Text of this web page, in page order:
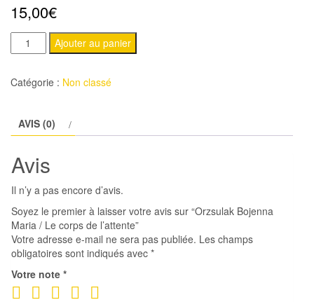
15,00€
quantité
de
Orzsulak
Bojenna
corps
l'attente
Ajouter au panier
Catégorie : Non classé
AVIS (0)
Avis
Il n’y a pas encore d’avis.
Soyez le premier à laisser votre avis sur “Orzsulak Bojenna
Maria / Le corps de l’attente”
Votre adresse e-mail ne sera pas publiée. Les champs
obligatoires sont indiqués avec *
Votre note *